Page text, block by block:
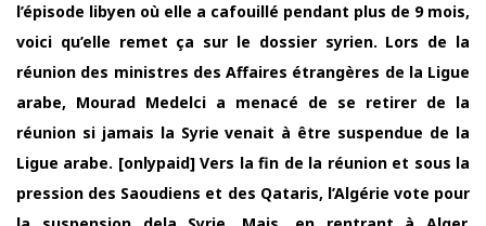
l’épisode libyen où elle a cafouillé pendant plus de 9 mois,
voici qu’elle remet ça sur le dossier syrien. Lors de la
réunion des ministres des Affaires étrangères de la Ligue
arabe, Mourad Medelci a menacé de se retirer de la
réunion si jamais la Syrie venait à être suspendue de la
Ligue arabe. [onlypaid] Vers la fin de la réunion et sous la
pression des Saoudiens et des Qataris, l’Algérie vote pour